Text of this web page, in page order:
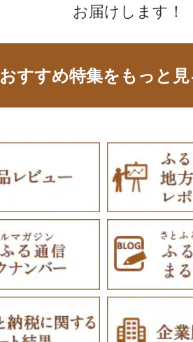
お届けします！
おすすめ特集をもっと